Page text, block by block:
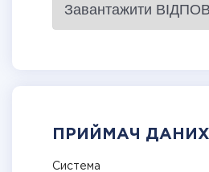
ПРИЙМАЧ ДАНИХ
Система